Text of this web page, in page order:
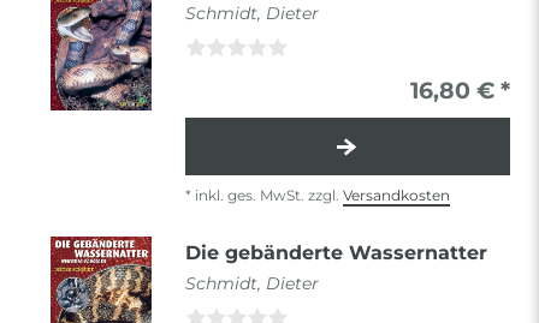
Schmidt, Dieter
16,80 € *
* inkl. ges. MwSt. zzgl. Versandkosten
Die gebänderte Wassernatter
Schmidt, Dieter